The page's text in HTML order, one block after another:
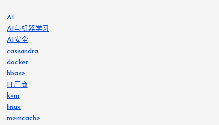
AI
AI与机器学习
AI安全
cassandra
docker
hbase
IT厂商
kvm
linux
memcache